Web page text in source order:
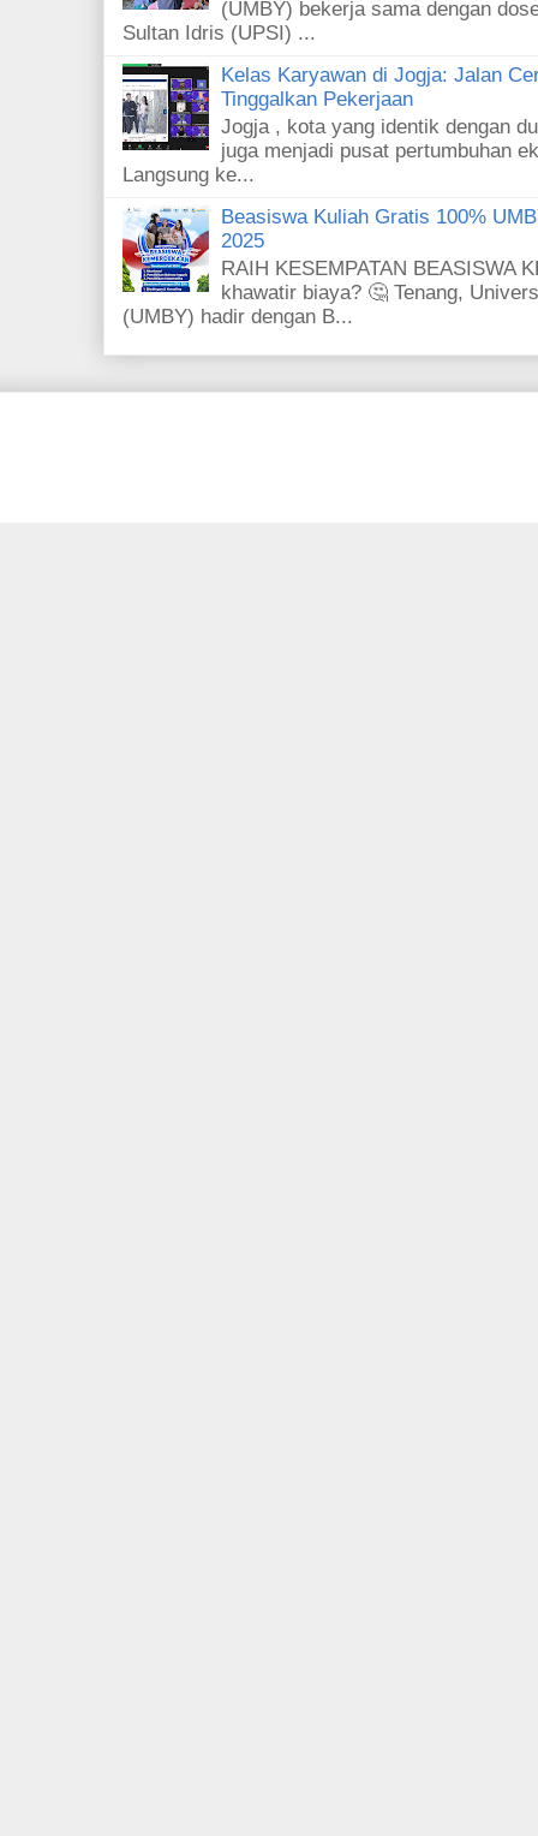
(UMBY) bekerja sama dengan
Sultan Idris (UPSI) ...
Kelas Karyawan di Jogja: Jalan
Tinggalkan Pekerjaan
Jogja , kota yang identik dengan
juga menjadi pusat pertumbuhan
Langsung ke...
Beasiswa Kuliah Gratis 100%
2025
RAIH KESEMPATAN BEASISWA
khawatir biaya? 🤔 Tenang,
(UMBY) hadir dengan B...